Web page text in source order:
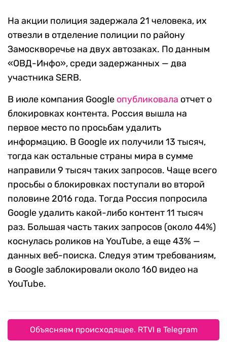
На акции полиция задержала 21 человека, их
отвезли в отделение полиции по району
Замоскворечье на двух автозаках. По данным
«ОВД-Инфо», среди задержанных — два
участника SERB.
В июле компания Google опубликовала отчет о
блокировках контента. Россия вышла на
первое место по просьбам удалить
информацию. В Google их получили 13 тысяч,
тогда как остальные страны мира в сумме
направили 9 тысяч таких запросов. Чаще всего
просьбы о блокировках поступали во второй
половине 2016 года. Тогда Россия попросила
Google удалить какой-либо контент 11 тысяч
раз. Большая часть таких запросов (около 44%)
коснулась роликов на YouTube, а еще 43% —
данных веб-поиска. Следуя этим требованиям,
в Google заблокировали около 160 видео на
YouTube.
Объясняем происходящее. RTVI в Telegram